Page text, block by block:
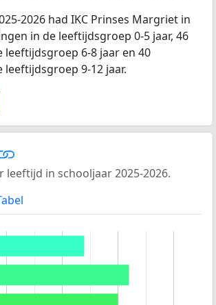
2026 had IKC Prinses Margriet in
in de leeftijdsgroep 0-5 jaar, 46
leeftijdsgroep 6-8 jaar en 40
leeftijdsgroep 9-12 jaar.
leeftijd in schooljaar 2025-2026.